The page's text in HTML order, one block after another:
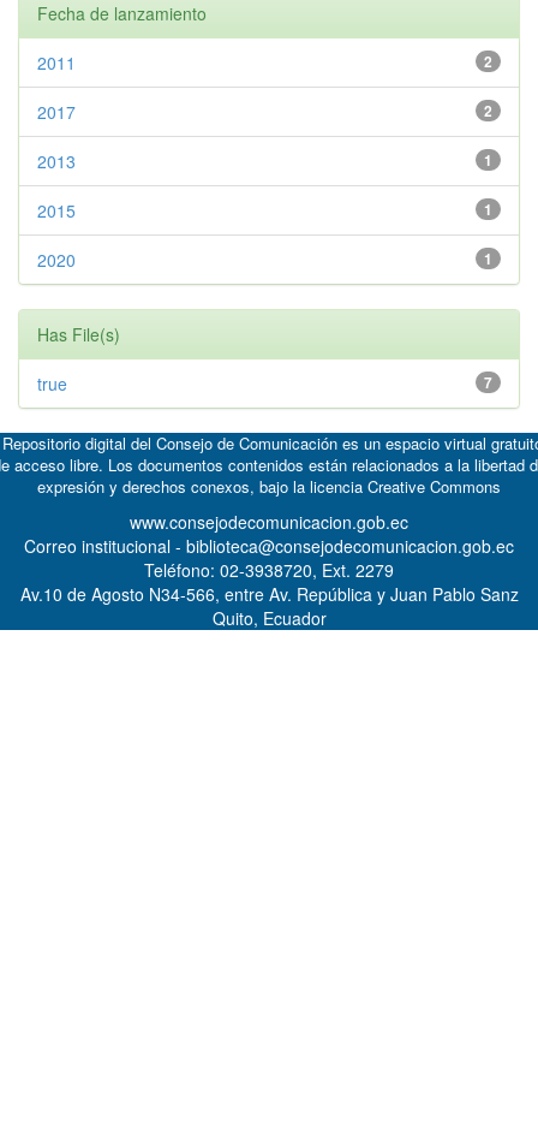
Fecha de lanzamiento
2
2011
2
2017
1
2013
1
2015
1
2020
Has File(s)
7
true
digital del Consejo de Comunicación es un espacio virtual
acceso libre. Los documentos contenidos están relacionados a la libertad
expresión y derechos conexos, bajo la licencia Creative Commons
www.consejodecomunicacion.gob.ec
Correo institucional - biblioteca@consejodecomunicacion.gob.ec
Teléfono: 02-3938720, Ext. 2279
Av.10 de Agosto N34-566, entre Av. República y Juan Pablo Sanz
Quito, Ecuador